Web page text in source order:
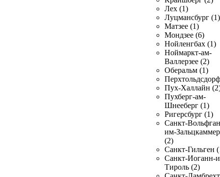
Лех (1)
Луцмансбург (1)
Матзее (1)
Мондзее (6)
Нойленгбах (1)
Ноймаркт-ам-
Валлерзее (2)
Оберальм (1)
Пух-Халлайн
Пухберг-ам-
Шнееберг (1)
Ригерсбург (1)
Санкт-
им-
(2)
Санкт-Гильген
Санкт-Иоганн-
Тироль (2)